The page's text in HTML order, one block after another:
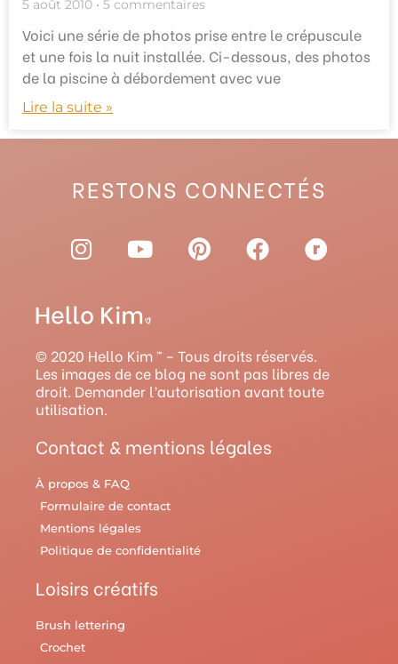
5 août 2010 5 commentaires
Voici une série de photos prise entre le crépuscule
et une fois la nuit installée. Ci-dessous, des photos
de la piscine à débordement avec vue
Lire la suite »
RESTONS CONNECTÉS
I
n
t
a
g
r
a
m
Y
o
t
u
b
e
P
i
r
e
s
F
a
o
o
k
R
a
y
© 2020 Hello Kim ™ – Tous droits réservés.
Les images de ce blog ne sont pas libres de
droit. Demander l’autorisation avant toute
utilisation.
Contact & mentions légales
À propos & FAQ
Formulaire de contact
Mentions légales
Politique de confidentialité
Loisirs créatifs
Brush lettering
Crochet